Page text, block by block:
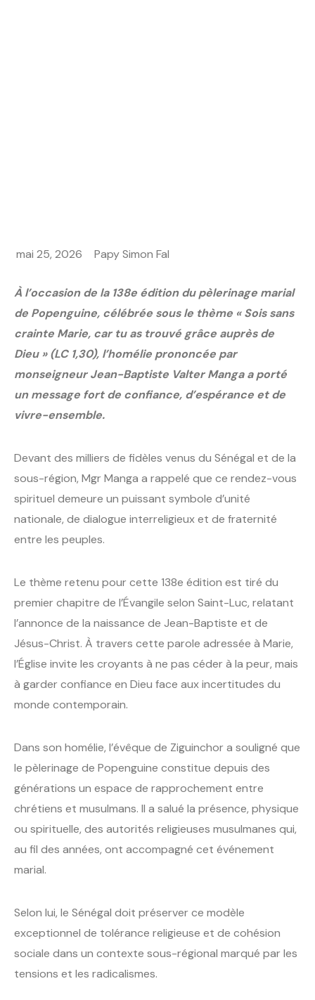
mai 25, 2026 Papy Simon Fal
À l’occasion de la 138e édition du pèlerinage marial
de Popenguine, célébrée sous le thème « Sois sans
crainte Marie, car tu as trouvé grâce auprès de
Dieu » (LC 1,30), l’homélie prononcée par
monseigneur Jean-Baptiste Valter Manga a porté
un message fort de confiance, d’espérance et de
vivre-ensemble.
Devant des milliers de fidèles venus du Sénégal et de la
sous-région, Mgr Manga a rappelé que ce rendez-vous
spirituel demeure un puissant symbole d’unité
nationale, de dialogue interreligieux et de fraternité
entre les peuples.
Le thème retenu pour cette 138e édition est tiré du
premier chapitre de l’Évangile selon Saint-Luc, relatant
l’annonce de la naissance de Jean-Baptiste et de
Jésus-Christ. À travers cette parole adressée à Marie,
l’Église invite les croyants à ne pas céder à la peur, mais
à garder confiance en Dieu face aux incertitudes du
monde contemporain.
Dans son homélie, l’évêque de Ziguinchor a souligné que
le pèlerinage de Popenguine constitue depuis des
générations un espace de rapprochement entre
chrétiens et musulmans. Il a salué la présence, physique
ou spirituelle, des autorités religieuses musulmanes qui,
au fil des années, ont accompagné cet événement
marial.
Selon lui, le Sénégal doit préserver ce modèle
exceptionnel de tolérance religieuse et de cohésion
sociale dans un contexte sous-régional marqué par les
tensions et les radicalismes.